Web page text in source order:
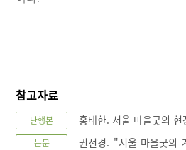
참고자료
단행본 홍태한. 서울 마을굿의
논문
권선경. "서울 마을굿의